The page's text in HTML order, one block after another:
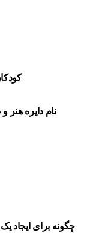
نام دایره هنر
چگونه برای ایجاد